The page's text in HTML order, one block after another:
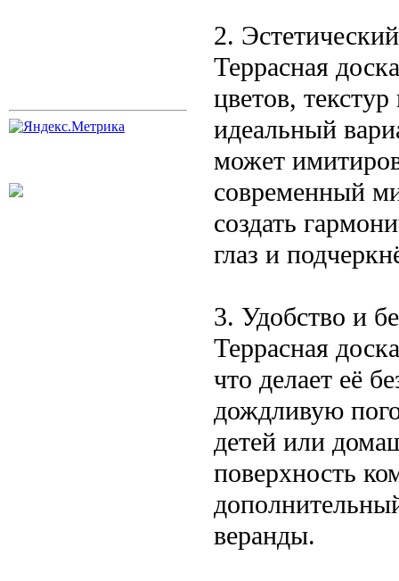
2.
Террасная
цветов,
идеальный
может
современный
создать
глаз и
3. Удобство и
Террасная
что делает её
дождливую
детей или
поверхность
веранды.